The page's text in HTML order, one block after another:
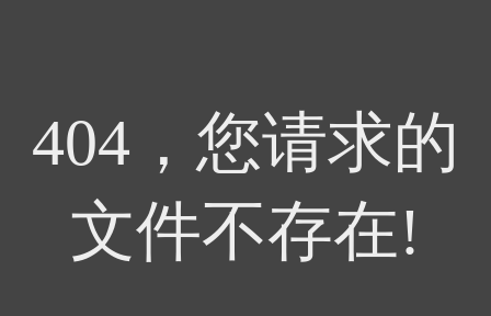
404，您请求的
文件不存在!